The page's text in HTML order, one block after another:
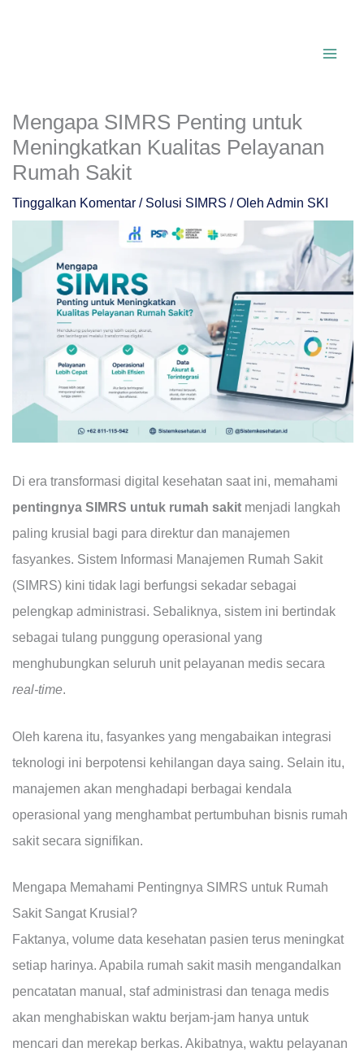
Mengapa SIMRS Penting untuk
Meningkatkan Kualitas Pelayanan
Rumah Sakit
Tinggalkan Komentar / Solusi SIMRS / Oleh Admin SKI
Di era transformasi digital kesehatan saat ini, memahami
pentingnya SIMRS untuk rumah sakitmenjadi langkah
paling krusial bagi para direktur dan manajemen
fasyankes. Sistem Informasi Manajemen Rumah Sakit
(SIMRS) kini tidak lagi berfungsi sekadar sebagai
pelengkap administrasi. Sebaliknya, sistem ini bertindak
sebagai tulang punggung operasional yang
menghubungkan seluruh unit pelayanan medis secara
real-time.
Oleh karena itu, fasyankes yang mengabaikan integrasi
teknologi ini berpotensi kehilangan daya saing. Selain itu,
manajemen akan menghadapi berbagai kendala
operasional yang menghambat pertumbuhan bisnis rumah
sakit secara signifikan.
Mengapa Memahami Pentingnya SIMRS untuk Rumah
Sakit Sangat Krusial?
Faktanya, volume data kesehatan pasien terus meningkat
setiap harinya. Apabila rumah sakit masih mengandalkan
pencatatan manual, staf administrasi dan tenaga medis
akan menghabiskan waktu berjam-jam hanya untuk
mencari dan merekap berkas. Akibatnya, waktu pelayanan